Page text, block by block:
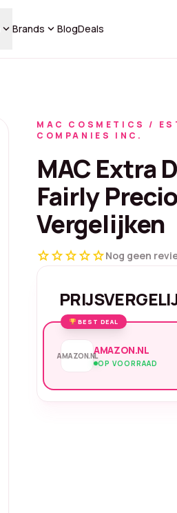
keyboard_arrow_downBrands keyboard_arrow_downBlogDeals
MAC COSMETICS /
COMPANIES INC.
MAC Extra
Fairly
Vergelijken
starstarstarstarstarNog geen
BEST DEAL
AMAZON.NLAMAZON.NL
OP VOORRAAD